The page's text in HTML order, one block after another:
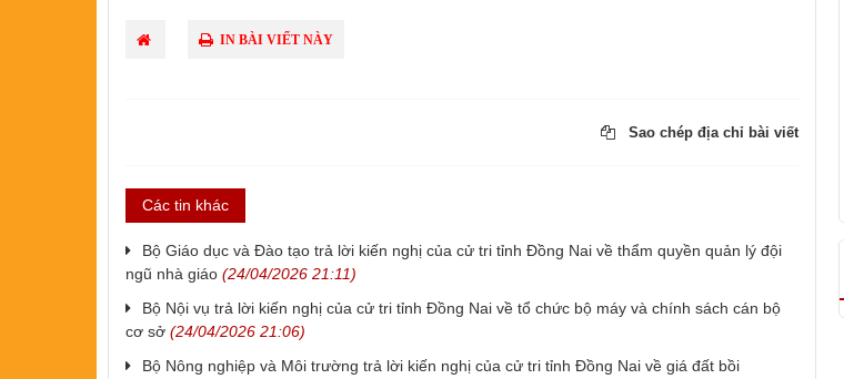
IN BÀI VIẾT NÀY
Sao chép địa chỉ bài viết
Các tin khác
​Bộ Giáo dục và Đào tạo trả lời kiến nghị của cử tri tỉnh Đồng Nai về thẩm quyền quản lý đội
ngũ nhà giáo (24/04/2026 21:11)
​Bộ Nội vụ trả lời kiến nghị của cử tri tỉnh Đồng Nai về tổ chức bộ máy và chính sách cán bộ
cơ sở (24/04/2026 21:06)
​Bộ Nông nghiệp và Môi trường trả lời kiến nghị của cử tri tỉnh Đồng Nai về giá đất bồi